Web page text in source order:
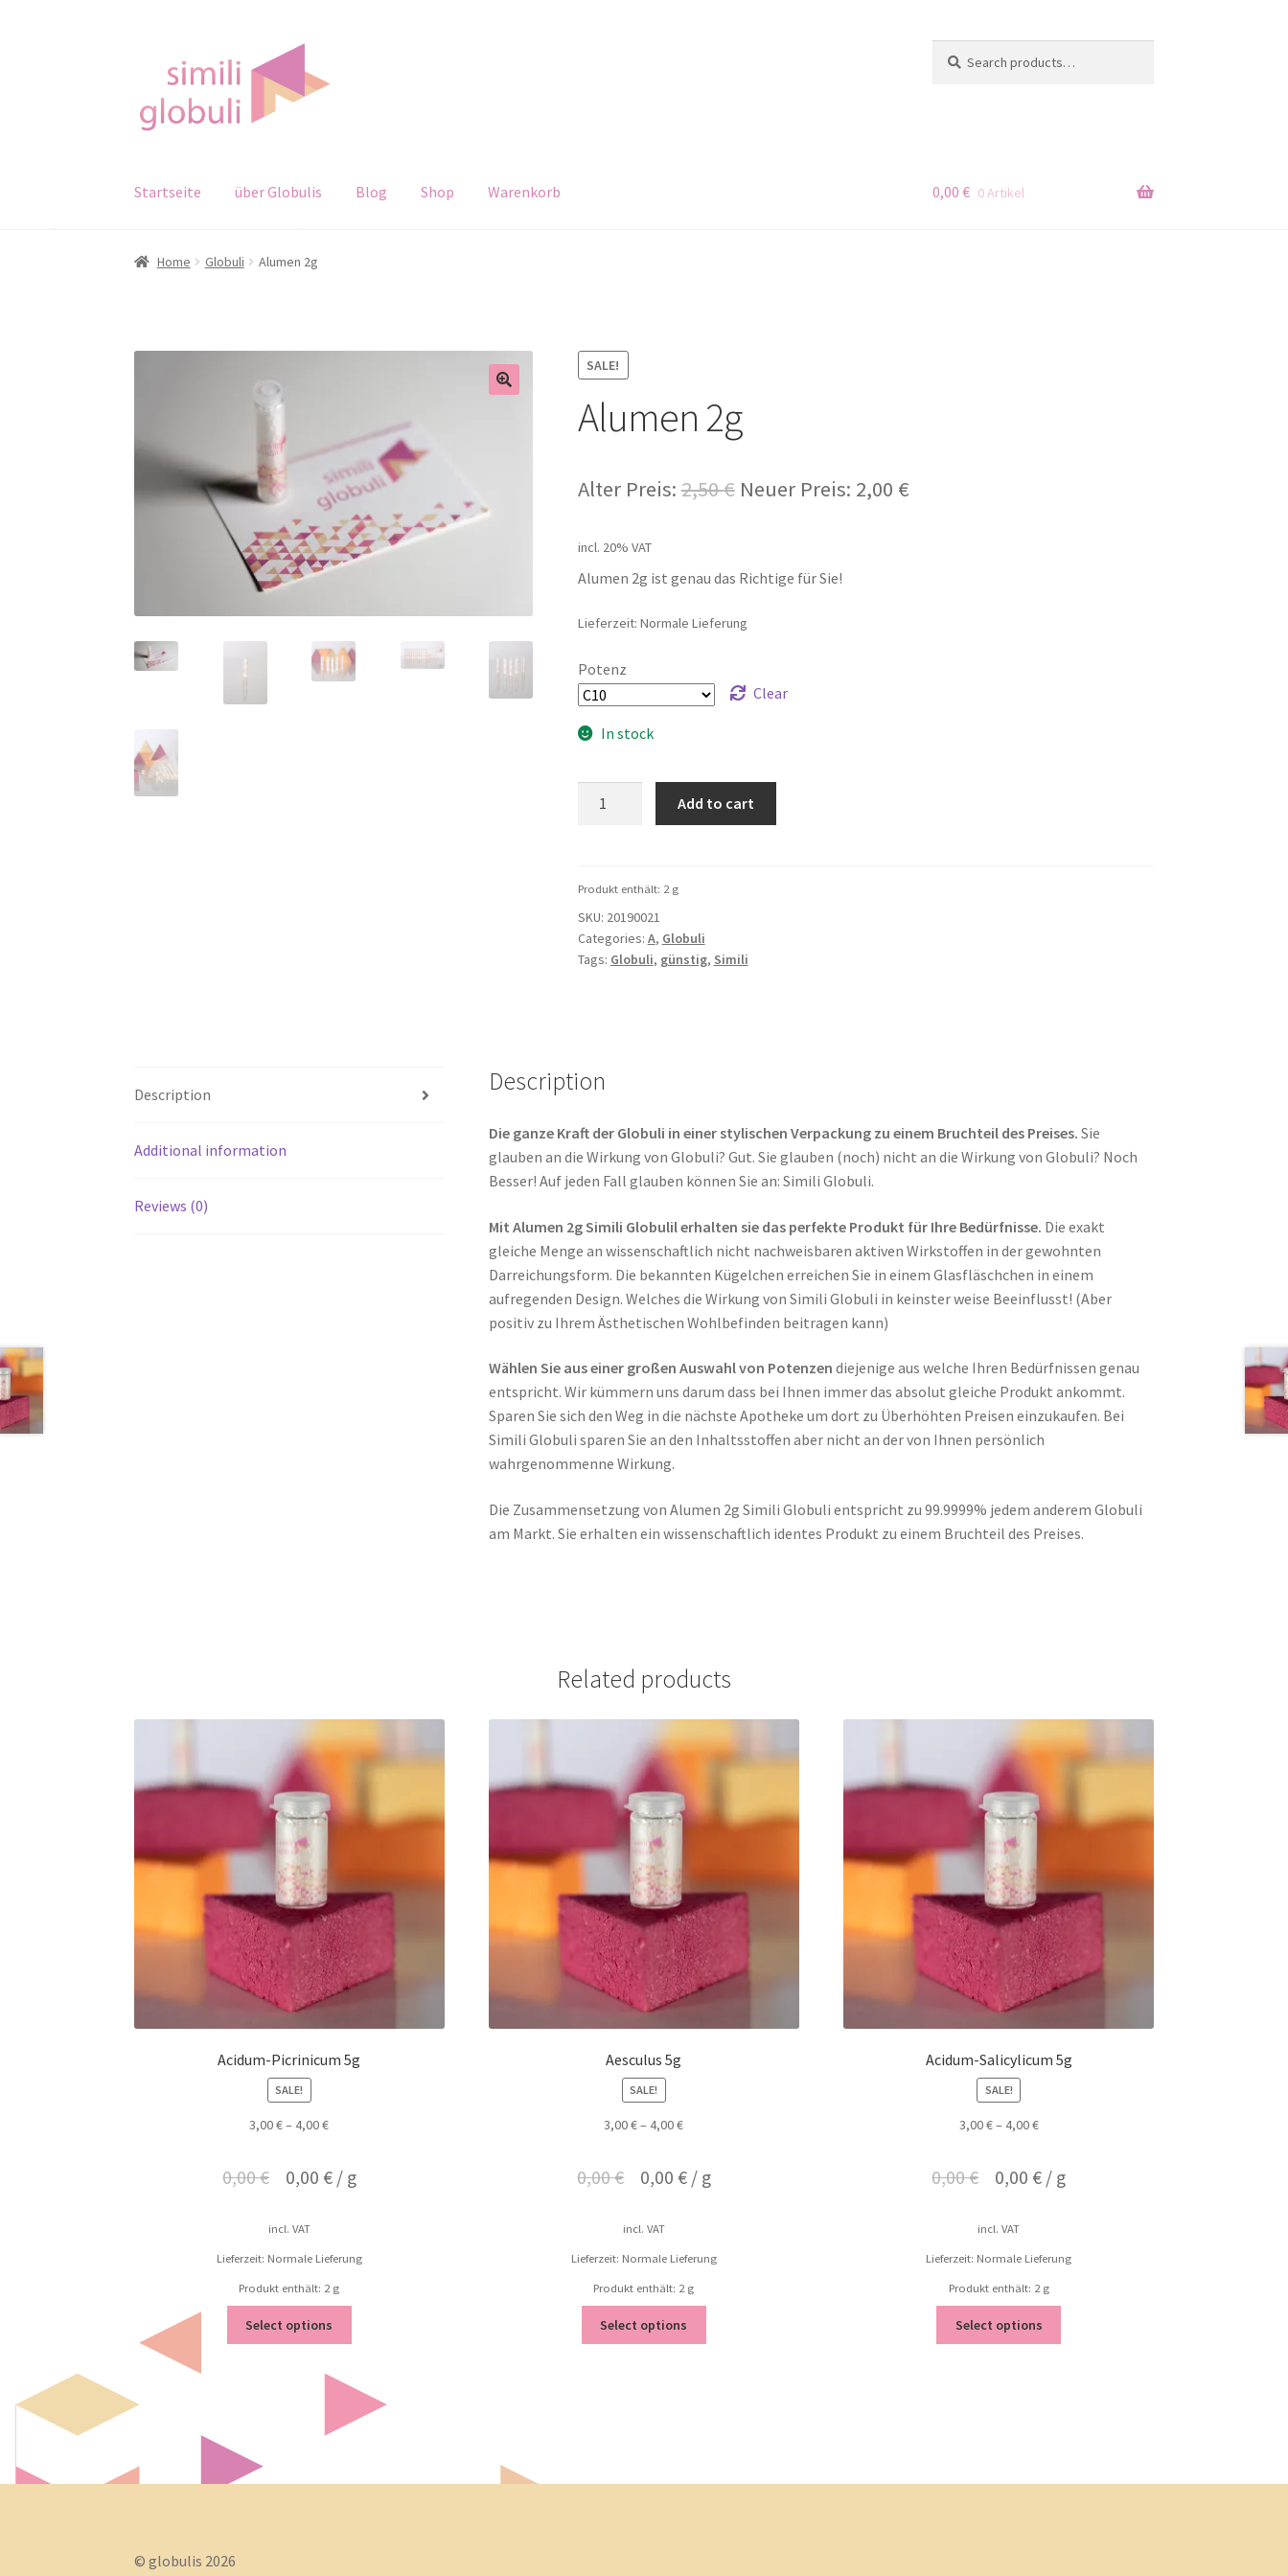
Navigation
springen
Inhalt
springen
for:
Startseite über Globulis Blog Shop Warenkorb 0,00 € 0 Artikel
Home Globuli Alumen 2g
SALE!
Alumen 2g
Alter Preis: 2,50€ Neuer Preis: 2,00 €
incl. 20% VAT
Alumen 2g ist genau das Richtige für Sie!
Lieferzeit: Normale Lieferung
Potenz
Clear
In stock
Add to cart
Produkt enthält: 2 g
SKU: 20190021
Categories: A, Globuli
Tags: Globuli, günstig, Simili
Description
Additional information
Reviews (0)
Description
Die ganze Kraft der Globuli in einer stylischen Verpackung zu einem Bruchteil des Preises. Sie
glauben an die Wirkung von Globuli? Gut. Sie glauben (noch) nicht an die Wirkung von Globuli? Noch
Besser! Auf jeden Fall glauben können Sie an: Simili Globuli.
Mit Alumen 2g Simili Globulil erhalten sie das perfekte Produkt für Ihre Bedürfnisse. Die exakt
gleiche Menge an wissenschaftlich nicht nachweisbaren aktiven Wirkstoffen in der gewohnten
Darreichungsform. Die bekannten Kügelchen erreichen Sie in einem Glasfläschchen in einem
aufregenden Design. Welches die Wirkung von Simili Globuli in keinster weise Beeinflusst! (Aber
positiv zu Ihrem Ästhetischen Wohlbefinden beitragen kann)
Wählen Sie aus einer großen Auswahl von Potenzen diejenige aus welche Ihren Bedürfnissen genau
entspricht. Wir kümmern uns darum dass bei Ihnen immer das absolut gleiche Produkt ankommt.
Sparen Sie sich den Weg in die nächste Apotheke um dort zu Überhöhten Preisen einzukaufen. Bei
Simili Globuli sparen Sie an den Inhaltsstoffen aber nicht an der von Ihnen persönlich
wahrgenommenne Wirkung.
Die Zusammensetzung von Alumen 2g Simili Globuli entspricht zu 99.9999% jedem anderem Globuli
am Markt. Sie erhalten ein wissenschaftlich identes Produkt zu einem Bruchteil des Preises.
Related products
Acidum-Picrinicum 5g
SALE!
3,00€–4,00€
0,00€ 0,00 €/ g
incl. VAT
Lieferzeit: Normale Lieferung
Produkt enthält: 2 g
Select options
Aesculus 5g
SALE!
3,00€–4,00€
0,00€ 0,00 €/ g
incl. VAT
Lieferzeit: Normale Lieferung
Produkt enthält: 2 g
Select options
Acidum-Salicylicum 5g
SALE!
3,00€– 4,00€
0,00€ 0,00 €/ g
incl. VAT
Lieferzeit: Normale Lieferung
Produkt enthält: 2 g
Select options
© globulis 2026